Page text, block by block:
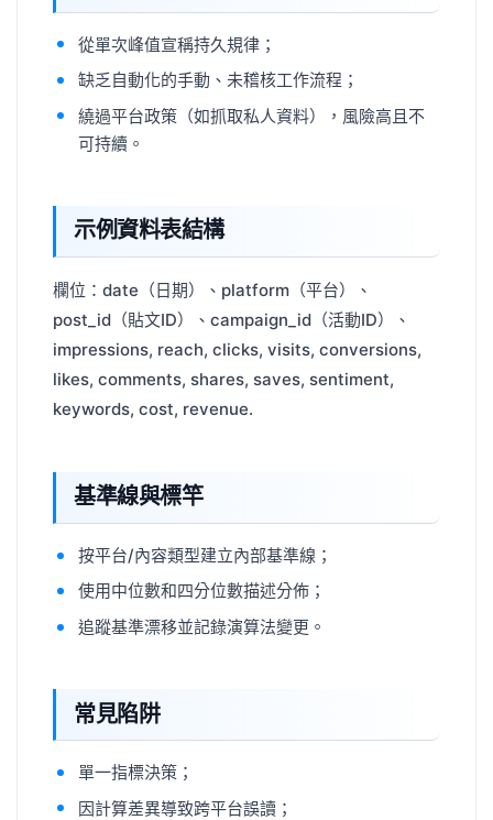
從單次峰值宣稱持久規律；
缺乏自動化的手動、未稽核工作流程；
繞過平台政策（如抓取私人資料），風險高且不
可持續。
示例資料表結構
欄位：date（日期）、platform（平台）、
post_id（貼文ID）、campaign_id（活動ID）、
impressions, reach, clicks, visits, conversions,
likes, comments, shares, saves, sentiment,
keywords, cost, revenue.
基準線與標竿
按平台/內容類型建立內部基準線；
使用中位數和四分位數描述分佈；
追蹤基準漂移並記錄演算法變更。
常見陷阱
單一指標決策；
因計算差異導致跨平台誤讀；